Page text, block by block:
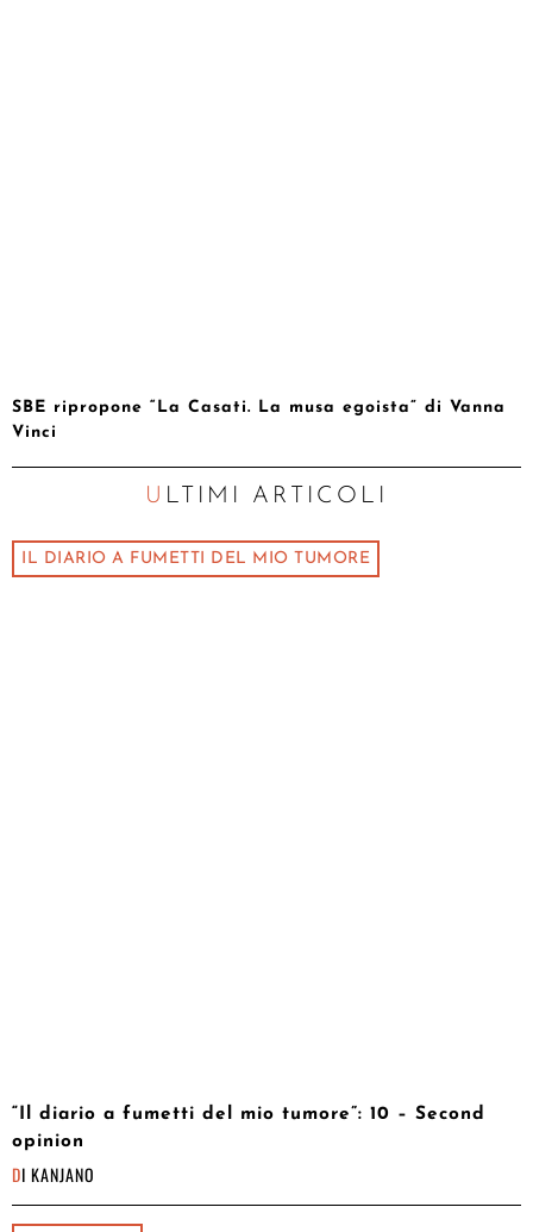
SBE ripropone “La Casati. La musa egoista” di Vanna
Vinci
ULTIMI ARTICOLI
IL DIARIO A FUMETTI DEL MIO TUMORE
“Il diario a fumetti del mio tumore”: 10 – Second
opinion
DI KANJANO